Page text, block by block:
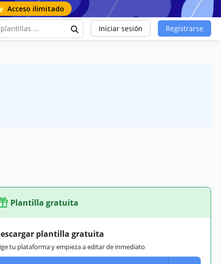
Acceso ilimitado
Iniciar sesión Registrarse
Plantilla gratuita
plantilla gratuita
tu plataforma y empieza a editar de inmediato